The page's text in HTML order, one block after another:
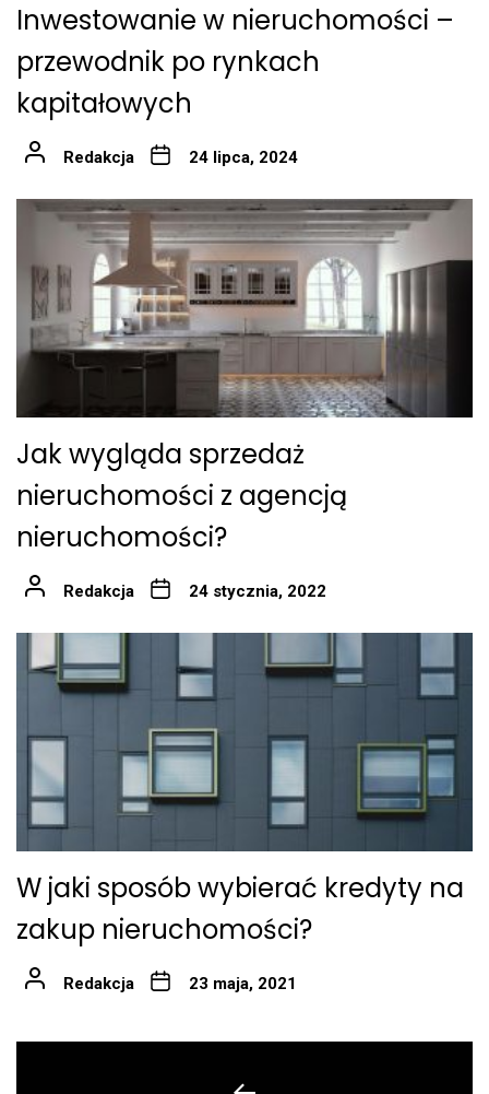
Inwestowanie w nieruchomości –
przewodnik po rynkach
kapitałowych
Redakcja 24 lipca, 2024
Jak wygląda sprzedaż
nieruchomości z agencją
nieruchomości?
Redakcja 24 stycznia, 2022
W jaki sposób wybierać kredyty na
zakup nieruchomości?
Redakcja 23 maja, 2021